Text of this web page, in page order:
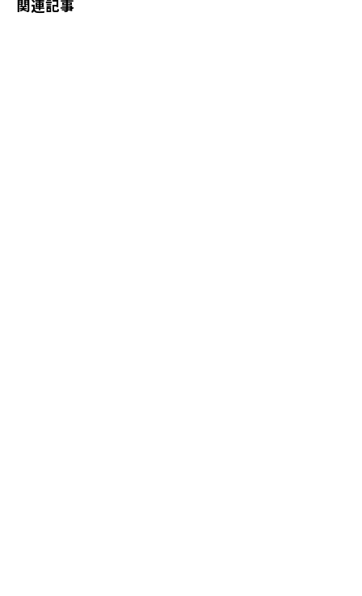
関連記事